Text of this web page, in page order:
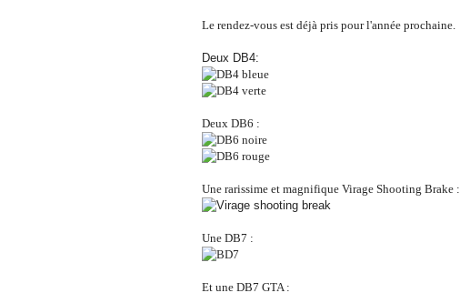
Le rendez-vous est déjà pris pour l'année prochaine.
Deux DB4:
Deux DB6 :
Une rarissime et magnifique Virage Shooting Brake :
Une DB7 :
Et une DB7 GTA :